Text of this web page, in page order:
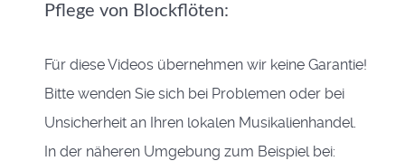
Pflege von Blockflöten:
Für diese Videos übernehmen wir keine Garantie!
Bitte wenden Sie sich bei Problemen oder bei
Unsicherheit an Ihren lokalen Musikalienhandel.
In der näheren Umgebung zum Beispiel bei: